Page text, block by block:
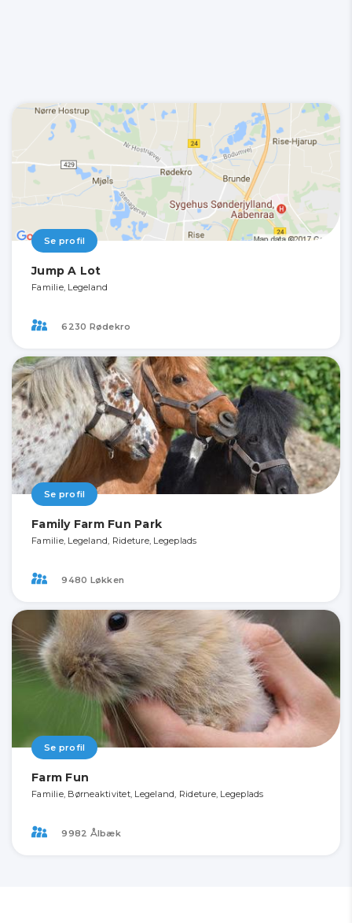
Se profil
Jump A Lot
Familie, Legeland
6230 Rødekro
Se profil
Family Farm Fun Park
Familie, Legeland, Rideture, Legeplads
9480 Løkken
Se profil
Farm Fun
Familie, Børneaktivitet, Legeland, Rideture, Legeplads
9982 Ålbæk